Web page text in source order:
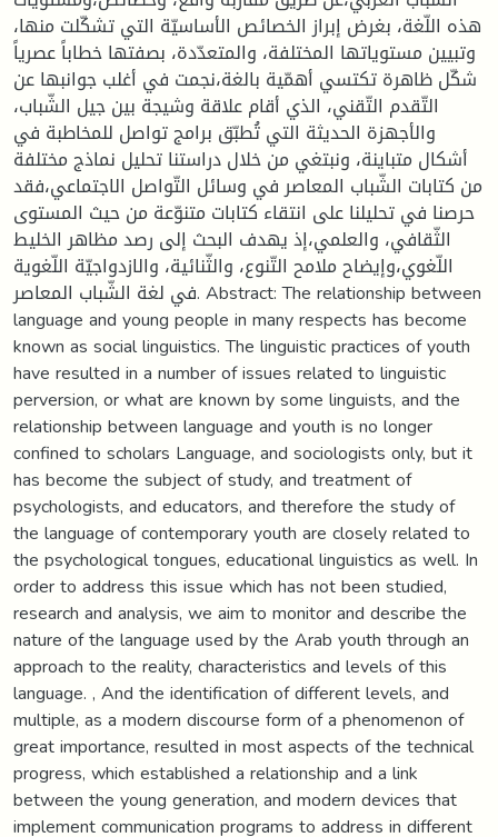
هذه اللّغة، بغرض إبراز الخصائص الأساسيّة التي تشكّلت منها،
وتبيين مستوياتها المختلفة، والمتعدّدة، بصفتها خطاباً عصرياً
شكّل ظاهرة تكتسي أهمّية بالغة،نجمت في أغلب جوانبها عن
التّقدم التّقني، الذي أقام علاقة وشيجة بين جيل الشّباب،
والأجهزة الحديثة التي تُطبّق برامج تواصل للمخاطبة في
أشكال متباينة، ونبتغي من خلال دراستنا تحليل نماذج مختلفة
من كتابات الشّباب المعاصر في وسائل التّواصل الاجتماعي،فقد
حرصنا في تحليلنا على انتقاء كتابات متنوّعة من حيث المستوى
الثّقافي، والعلمي،إذ يهدف البحث إلى رصد مظاهر الخليط
اللّغوي،وإيضاح ملامح التّنوع، والثّنائية، والازدواجيّة اللّغوية
في لغة الشّباب المعاصر. Abstract: The relationship between
language and young people in many respects has become
known as social linguistics. The linguistic practices of youth
have resulted in a number of issues related to linguistic
perversion, or what are known by some linguists, and the
relationship between language and youth is no longer
confined to scholars Language, and sociologists only, but it
has become the subject of study, and treatment of
psychologists, and educators, and therefore the study of
the language of contemporary youth are closely related to
the psychological tongues, educational linguistics as well. In
order to address this issue which has not been studied,
research and analysis, we aim to monitor and describe the
nature of the language used by the Arab youth through an
approach to the reality, characteristics and levels of this
language. , And the identification of different levels, and
multiple, as a modern discourse form of a phenomenon of
great importance, resulted in most aspects of the technical
progress, which established a relationship and a link
between the young generation, and modern devices that
implement communication programs to address in different